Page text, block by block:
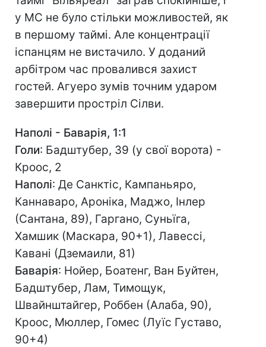
у МС не було стільки можливостей, як
в першому таймі. Але концентрації
іспанцям не вистачило. У доданий
арбітром час провалився захист
гостей. Агуеро зумів точним ударом
завершити простріл Сілви.
Наполі - Баварія, 1:1
Голи: Бадштубер, 39 (у свої ворота) -
Кроос, 2
Наполі: Де Санктіс, Кампаньяро,
Каннаваро, Ароніка, Маджо, Інлер
(Сантана, 89), Гаргано, Суньїга,
Хамшик (Маскара, 90+1), Лавессі,
Кавані (Дземаили, 81)
Баварія: Нойер, Боатенг, Ван Буйтен,
Бадштубер, Лам, Тимощук,
Швайнштайгер, Роббен (Алаба, 90),
Кроос, Мюллер, Гомес (Луїс Густаво,
90+4)